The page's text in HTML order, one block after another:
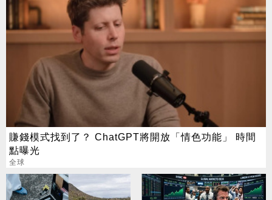
賺錢模式找到了？ ChatGPT將開放「情色功能」 時間
點曝光
全球